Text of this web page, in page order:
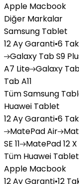
Apple Macbook
Diğer Markalar
Samsung Tablet
12 Ay Garanti•6
Galaxy Tab S9
A7 Lite Galaxy
Tab A11
Tüm Samsung
Huawei Tablet
12 Ay Garanti•6
MatePadAir
SE 11
MatePad12 X
Tüm Huawei
Apple Macbook
12 Ay Garanti•12